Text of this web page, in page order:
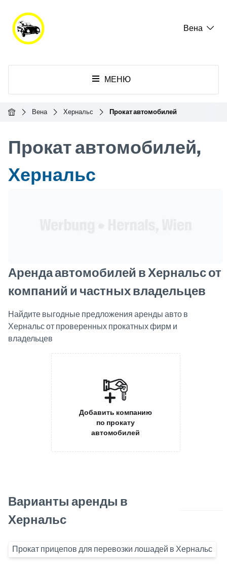
Вена
МЕНЮ
ГлавнаяВена Хернальс Прокат автомобилей
Прокат автомобилей,
Хернальс
Аренда автомобилей в Хернальс от
компаний и частных владельцев
Найдите выгодные предложения аренды авто в
Хернальс от проверенных прокатных фирм и
владельцев
Добавить компанию
по прокату
автомобилей
Варианты аренды в
Хернальс
Прокат прицепов для перевозки лошадей в Хернальс